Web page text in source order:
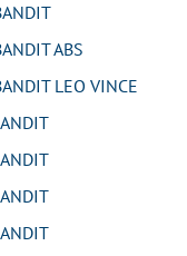
ABS
LEO VINCE